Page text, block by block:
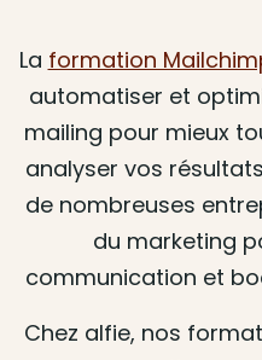
La formation
automatiser et
mailing pour mieux
analyser vos
de nombreuses
du marketing
communication et
Chez alfie, nos